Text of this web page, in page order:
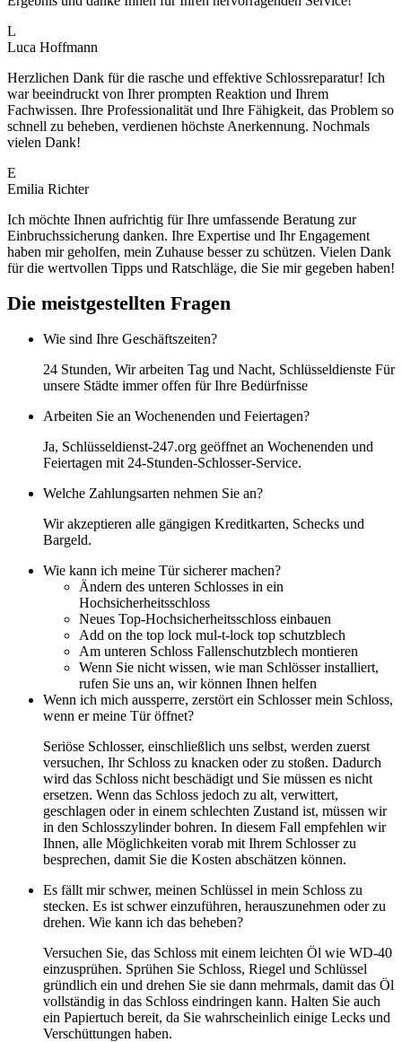
L
Luca Hoffmann
Herzlichen Dank für die rasche und effektive Schlossreparatur! Ich
war beeindruckt von Ihrer prompten Reaktion und Ihrem
Fachwissen. Ihre Professionalität und Ihre Fähigkeit, das Problem so
schnell zu beheben, verdienen höchste Anerkennung. Nochmals
vielen Dank!
E
Emilia Richter
Ich möchte Ihnen aufrichtig für Ihre umfassende Beratung zur
Einbruchssicherung danken. Ihre Expertise und Ihr Engagement
haben mir geholfen, mein Zuhause besser zu schützen. Vielen Dank
für die wertvollen Tipps und Ratschläge, die Sie mir gegeben haben!
Die meistgestellten Fragen
Wie sind Ihre Geschäftszeiten?
24 Stunden, Wir arbeiten Tag und Nacht, Schlüsseldienste Für
unsere Städte immer offen für Ihre Bedürfnisse
Arbeiten Sie an Wochenenden und Feiertagen?
Ja, Schlüsseldienst-247.org geöffnet an Wochenenden und
Feiertagen mit 24-Stunden-Schlosser-Service.
Welche Zahlungsarten nehmen Sie an?
Wir akzeptieren alle gängigen Kreditkarten, Schecks und
Bargeld.
Wie kann ich meine Tür sicherer machen?
Ändern des unteren Schlosses in ein
Hochsicherheitsschloss
Neues Top-Hochsicherheitsschloss einbauen
Add on the top lock mul-t-lock top schutzblech
Am unteren Schloss Fallenschutzblech montieren
Wenn Sie nicht wissen, wie man Schlösser installiert,
rufen Sie uns an, wir können Ihnen helfen
Wenn ich mich aussperre, zerstört ein Schlosser mein Schloss,
wenn er meine Tür öffnet?
Seriöse Schlosser, einschließlich uns selbst, werden zuerst
versuchen, Ihr Schloss zu knacken oder zu stoßen. Dadurch
wird das Schloss nicht beschädigt und Sie müssen es nicht
ersetzen. Wenn das Schloss jedoch zu alt, verwittert,
geschlagen oder in einem schlechten Zustand ist, müssen wir
in den Schlosszylinder bohren. In diesem Fall empfehlen wir
Ihnen, alle Möglichkeiten vorab mit Ihrem Schlosser zu
besprechen, damit Sie die Kosten abschätzen können.
Es fällt mir schwer, meinen Schlüssel in mein Schloss zu
stecken. Es ist schwer einzuführen, herauszunehmen oder zu
drehen. Wie kann ich das beheben?
Versuchen Sie, das Schloss mit einem leichten Öl wie WD-40
einzusprühen. Sprühen Sie Schloss, Riegel und Schlüssel
gründlich ein und drehen Sie sie dann mehrmals, damit das Öl
vollständig in das Schloss eindringen kann. Halten Sie auch
ein Papiertuch bereit, da Sie wahrscheinlich einige Lecks und
Verschüttungen haben.